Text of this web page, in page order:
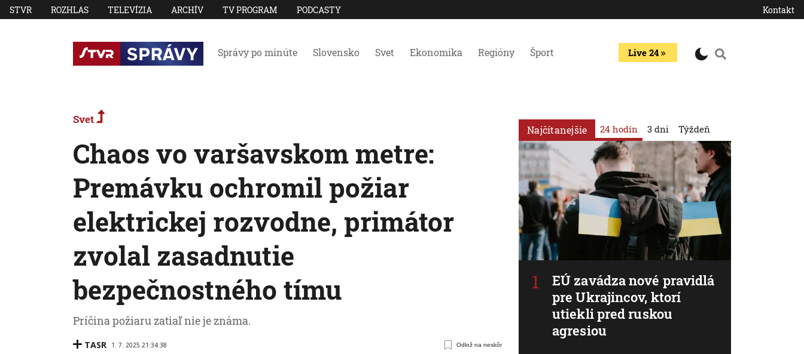
STVR ROZHLAS TELEVÍZIA ARCHÍV TV PROGRAM PODCASTY Kontakt
Správy po minúte Slovensko Svet Ekonomika Regióny Šport Live 24
Svet
Chaos vo varšavskom metre:
Premávku ochromil požiar
elektrickej rozvodne, primátor
zvolal zasadnutie
bezpečnostného tímu
Príčina požiaru zatiaľ nie je známa.
TASR 1. 7. 2025 21:34:38 Odlož na neskôr
Najčítanejšie 24 hodín
EÚ zavádza nové pravidlá
pre Ukrajincov, ktorí
utiekli pred ruskou
agresiou
3 dni Týždeň